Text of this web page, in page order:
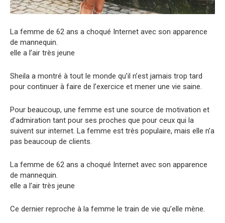
La femme de 62 ans a choqué Internet avec son apparence
de mannequin.
elle a l’air très jeune
Sheila a montré à tout le monde qu’il n’est jamais trop tard
pour continuer à faire de l’exercice et mener une vie saine.
Pour beaucoup, une femme est une source de motivation et
d’admiration tant pour ses proches que pour ceux qui la
suivent sur internet. La femme est très populaire, mais elle n’a
pas beaucoup de clients.
La femme de 62 ans a choqué Internet avec son apparence
de mannequin.
elle a l’air très jeune
Ce dernier reproche à la femme le train de vie qu’elle mène.